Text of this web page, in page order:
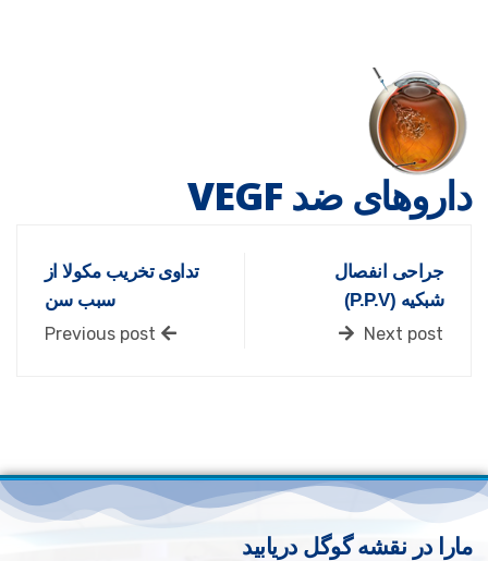
داروهای ضد VEGF
تداوی تخریب مکولا از
سبب سن
Previous post
جراحی انفصال
شبکیه (P.P.V)
Next post
مارا در نقشه گوگل دریابید